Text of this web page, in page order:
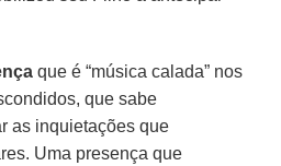
que é “música calada” nos
que sabe
as inquietações que
Uma presença que